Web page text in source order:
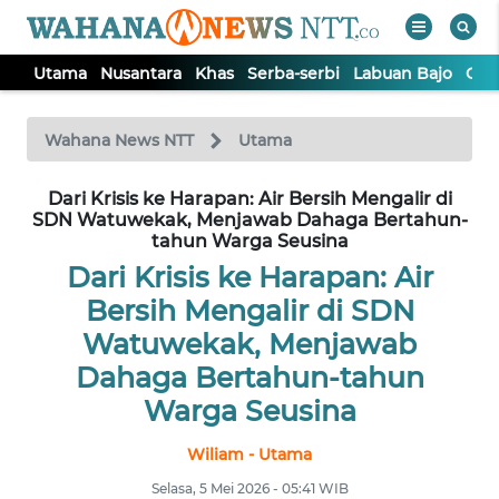
Utama Nusantara Khas Serba-serbi Labuan Bajo
Wahana News NTT Utama
Dari Krisis ke Harapan: Air Bersih Mengalir di
SDN Watuwekak, Menjawab Dahaga Bertahun-
tahun Warga Seusina
Dari Krisis ke Harapan: Air
Bersih Mengalir di SDN
Watuwekak, Menjawab
Dahaga Bertahun-tahun
Warga Seusina
Wiliam - Utama
Selasa, 5 Mei 2026 - 05:41 WIB
TV
Tutup
UTAMA
NUSANTARA
SERBA-